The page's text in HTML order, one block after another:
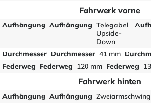
Fahrwerk vorne
Aufhängung Aufhängung Telegabel
Upside-
Down
Durchmesser Durchmesser 41 mm
Federweg Federweg 120 mm Federweg
Fahrwerk hinten
Aufhängung Aufhängung